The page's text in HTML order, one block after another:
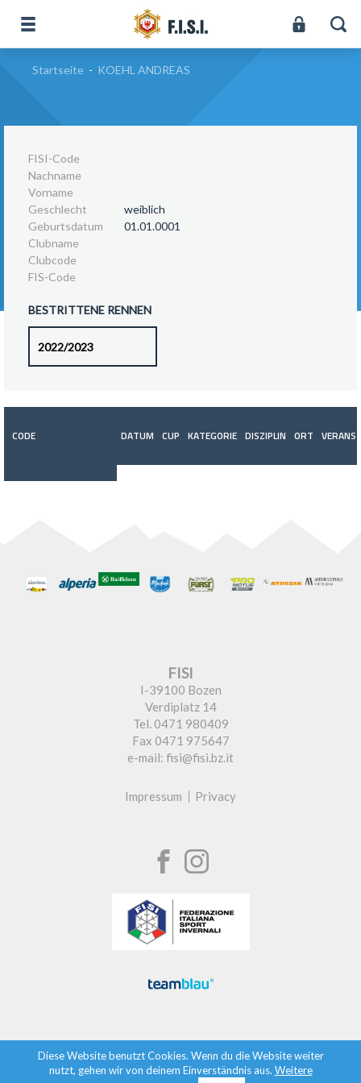
Startseite - KOEHL ANDREAS
FISI-Code
Nachname
Vorname
Geschlecht
weiblich
Geburtsdatum
01.01.0001
Clubname
Clubcode
FIS-Code
BESTRITTENE RENNEN
CODE DATUM CUP KATEGORIE DISZIPLIN ORT
FISI
I-39100 Bozen
Verdiplatz 14
Tel. 0471 980409
Fax 0471 975647
e-mail: fisi@fisi.bz.it
Impressum Privacy
Diese Website benutzt Cookies. Wenn du die Website weiter
nutzt, gehen wir von deinem Einverständnis aus. Weitere